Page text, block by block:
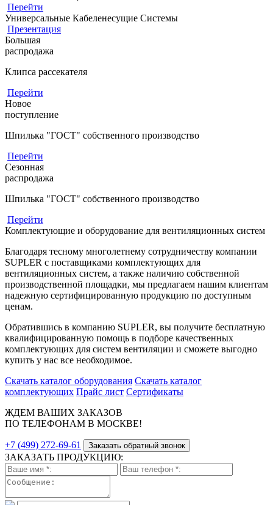
Перейти
Универсальные Кабеленесущие Системы
Презентация
Большая
распродажа
Клипса рассекателя
Перейти
Новое
поступление
Шпилька "ГОСТ" собственного производство
Перейти
Сезонная
распродажа
Шпилька "ГОСТ" собственного производство
Перейти
Комплектующие и оборудование для вентиляционных систем
Благодаря тесному многолетнему сотрудничеству компании
SUPLER с поставщиками комплектующих для
вентиляционных систем, а также наличию собственной
производственной площадки, мы предлагаем нашим клиентам
надежную сертифицированную продукцию по доступным
ценам.
Обратившись в компанию SUPLER, вы получите бесплатную
квалифицированную помощь в подборе качественных
комплектующих для систем вентиляции и сможете выгодно
купить у нас все необходимое.
Скачать каталог оборудования Скачать каталог
комплектующих Прайс лист Сертификаты
ЖДЕМ ВАШИХ ЗАКАЗОВ
ПО ТЕЛЕФОНАМ В МОСКВЕ!
+7 (499) 272-69-61 Заказать обратный звонок
ЗАКАЗАТЬ ПРОДУКЦИЮ: